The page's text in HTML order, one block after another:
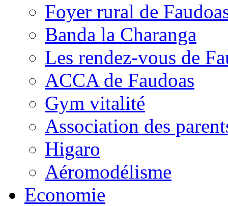
Foyer rural de
Banda la Charanga
Les rendez-vous de
ACCA de Faudoas
Gym vitalité
Association des
Higaro
Aéromodélisme
Economie